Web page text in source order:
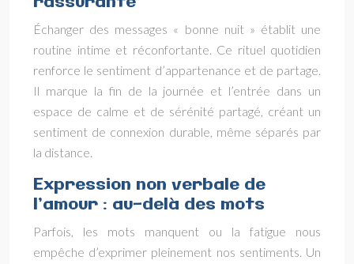
Échanger des messages « bonne nuit » établit une
routine intime et réconfortante. Ce rituel quotidien
renforce le sentiment d’appartenance et de partage.
Il marque la fin de la journée et l’entrée dans un
espace de calme et de sérénité partagé, créant un
sentiment de connexion durable, même séparés par
la distance.
Expression non verbale de
l’amour : au-delà des mots
Parfois, les mots manquent ou la fatigue nous
empêche d’exprimer pleinement nos sentiments. Un